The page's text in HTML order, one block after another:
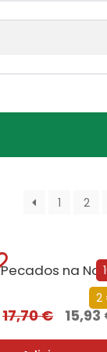
1 2
2
Pecados na
17,70€ 15,93